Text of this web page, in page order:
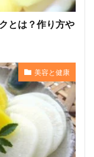
とは？作り方や
美容と健康